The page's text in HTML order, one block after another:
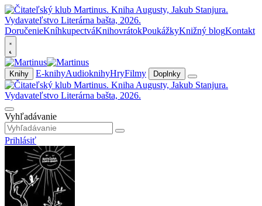
DoručenieKníhkupectváKnihovrátokPoukážkyKnižný blogKontakt
Knihy E-knihyAudioknihyHryFilmy Doplnky
Vyhľadávanie
Prihlásiť